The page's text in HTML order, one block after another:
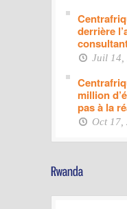
derrière
Juil 14,
million
pas à la
Oct 17,